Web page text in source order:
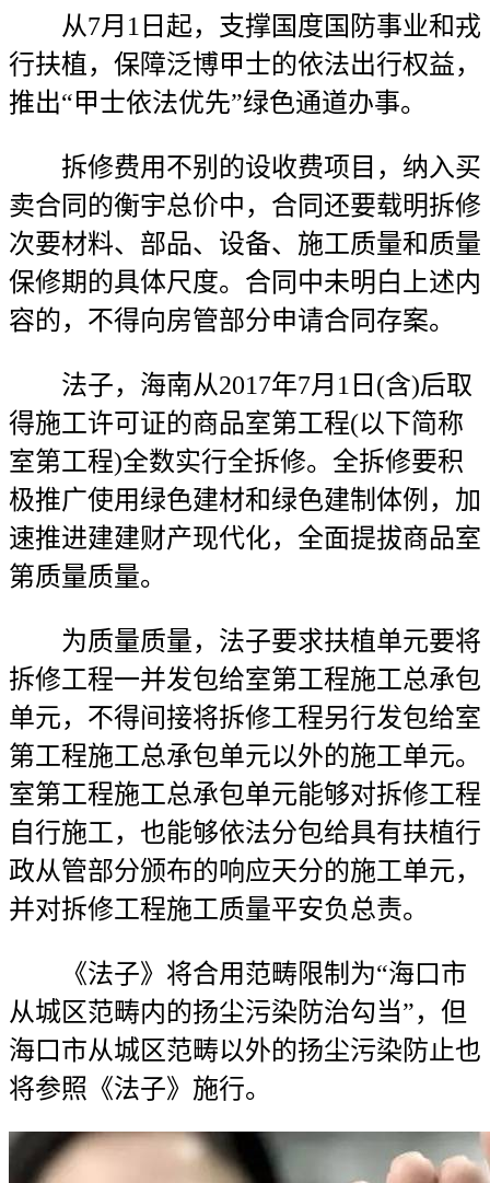
从7月1日起，支撑国度国防事业和戎
行扶植，保障泛博甲士的依法出行权益，
推出“甲士依法优先”绿色通道办事。
拆修费用不别的设收费项目，纳入买
卖合同的衡宇总价中，合同还要载明拆修
次要材料、部品、设备、施工质量和质量
保修期的具体尺度。合同中未明白上述内
容的，不得向房管部分申请合同存案。
法子，海南从2017年7月1日(含)后取
得施工许可证的商品室第工程(以下简称
室第工程)全数实行全拆修。全拆修要积
极推广使用绿色建材和绿色建制体例，加
速推进建建财产现代化，全面提拔商品室
第质量质量。
为质量质量，法子要求扶植单元要将
拆修工程一并发包给室第工程施工总承包
单元，不得间接将拆修工程另行发包给室
第工程施工总承包单元以外的施工单元。
室第工程施工总承包单元能够对拆修工程
自行施工，也能够依法分包给具有扶植行
政从管部分颁布的响应天分的施工单元，
并对拆修工程施工质量平安负总责。
《法子》将合用范畴限制为“海口市
从城区范畴内的扬尘污染防治勾当”，但
海口市从城区范畴以外的扬尘污染防止也
将参照《法子》施行。